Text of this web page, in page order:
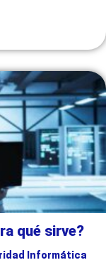
qué sirve?
Informática